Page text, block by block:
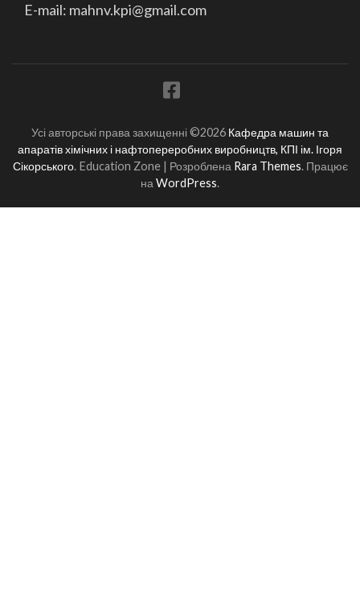
E-mail: mahnv.kpi@gmail.com
Усі авторські права захищенні ©2026 Кафедра машин та
апаратів хімічних і нафтопереробних виробництв, КПІ ім. Ігоря
Сікорського. Education Zone | Розроблена Rara Themes. Працює
на WordPress.